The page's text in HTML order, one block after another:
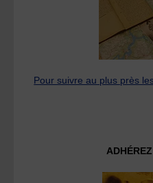
Pour suivre au plus près